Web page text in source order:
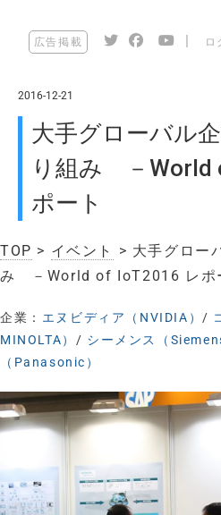
広告掲載 ロ
2016-12-21
大手グローバル
り組み －World
ポート
TOP > イベント
> 大手グロー
み －World of IoT2016 レポ
企業： エヌビディア（NVIDIA）/
MINOLTA） / シーメンス（
（Panasonic）